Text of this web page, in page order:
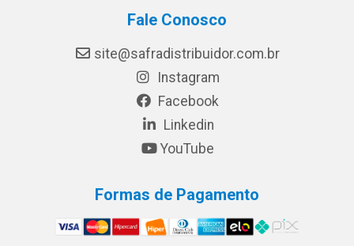
Fale Conosco
site@safradistribuidor.com.br
Instagram
Facebook
Linkedin
YouTube
Formas de Pagamento